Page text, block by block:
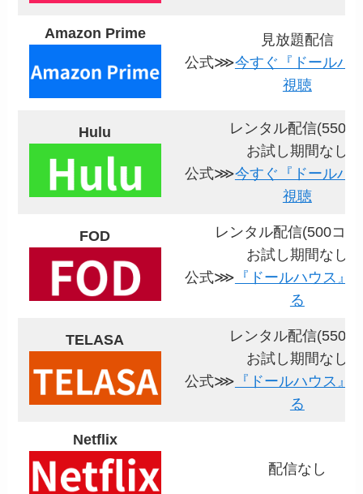
Amazon Prime
見放題配信
公式⋙今すぐ『ドールハ
視聴
Hulu
レンタル配信(550
お試し期間なし
公式⋙今すぐ『ドールハ
視聴
FOD
レンタル配信(500コ
お試し期間なし
公式⋙ 『ドールハウス』
る
TELASA
レンタル配信(550
お試し期間なし
公式⋙ 『ドールハウス』
る
Netflix
配信なし